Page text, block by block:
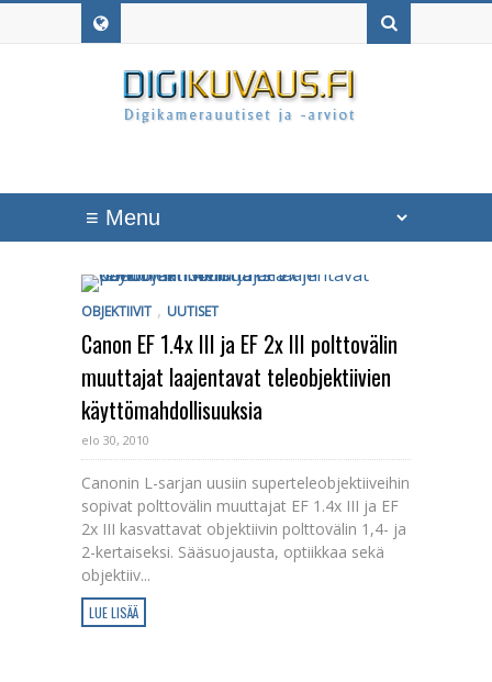
OBJEKTIIVIT , UUTISET
Canon EF 1.4x III ja EF 2x III polttovälin
muuttajat laajentavat teleobjektiivien
käyttömahdollisuuksia
elo 30, 2010
Canonin L-sarjan uusiin superteleobjektiiveihin
sopivat polttovälin muuttajat EF 1.4x III ja EF
2x III kasvattavat objektiivin polttovälin 1,4- ja
2-kertaiseksi. Sääsuojausta, optiikkaa sekä
objektiiv...
LUE LISÄÄ